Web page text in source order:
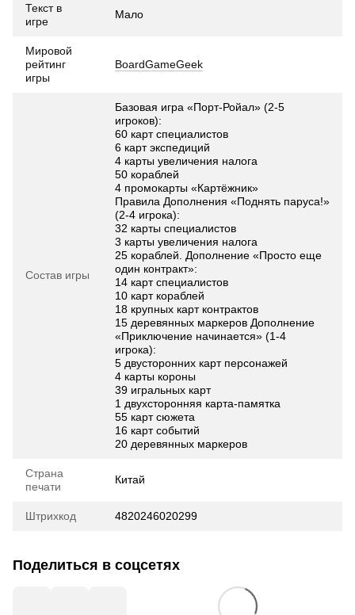
Текст в
игре
Мало
Мировой
рейтинг
игры
BoardGameGeek
Состав игры
Базовая игра «Порт-Ройал» (2-5
игроков):
60 карт специалистов
6 карт экспедиций
4 карты увеличения налога
50 кораблей
4 промокарты «Картёжник»
Правила Дополнения «Поднять паруса!»
(2-4 игрока):
32 карты специалистов
3 карты увеличения налога
25 кораблей. Дополнение «Просто еще
один контракт»:
14 карт специалистов
10 карт кораблей
18 крупных карт контрактов
15 деревянных маркеров Дополнение
«Приключение начинается» (1-4
игрока):
5 двусторонних карт персонажей
4 карты короны
39 игральных карт
1 двухсторонняя карта-памятка
55 карт сюжета
16 карт событий
20 деревянных маркеров
Страна
печати
Китай
Штрихкод 4820246020299
Поделиться в соцсетях